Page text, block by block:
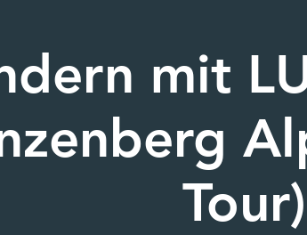
mit
Tour)